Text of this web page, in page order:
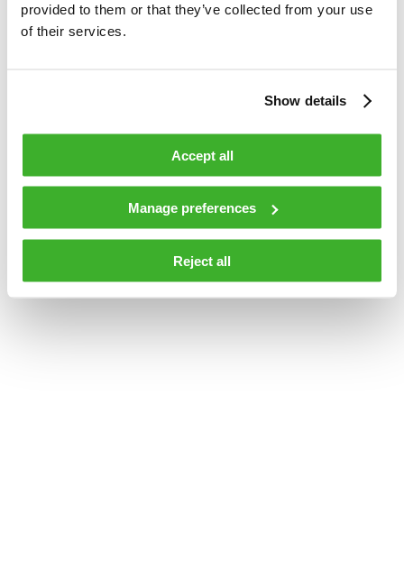
provided to them or that they’ve collected from your use
of their services.
Show details
Accept all
Manage preferences
Reject all